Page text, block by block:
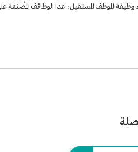
وظيفة الموظف المستقيل، عدا الوظائف المُصنفة